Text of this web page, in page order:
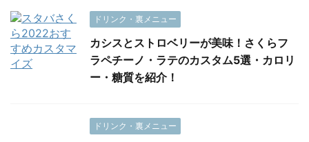
ドリンク・裏メニュー
カシスとストロベリーが美味！さくらフ
ラペチーノ・ラテのカスタム5選・カロリ
ー・糖質を紹介！
ドリンク・裏メニュー